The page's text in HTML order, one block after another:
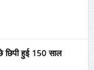
छिपी हुई 150 साल